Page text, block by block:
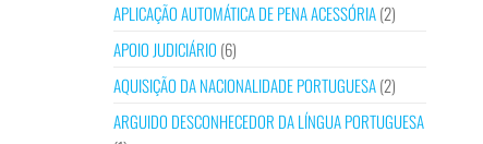
APLICAÇÃO AUTOMÁTICA DE PENA ACESSÓRIA(2)
APOIO JUDICIÁRIO (6)
AQUISIÇÃO DA NACIONALIDADE PORTUGUESA(2)
ARGUIDO DESCONHECEDOR DA LÍNGUA PORTUGUESA